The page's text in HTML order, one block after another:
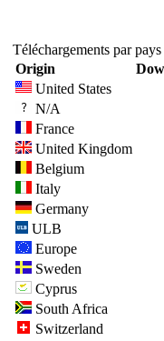
Téléchargements par pays
Origin
United States
N/A
France
United Kingdom
Belgium
Italy
Germany
ULB
Europe
Sweden
Cyprus
South Africa
Switzerland